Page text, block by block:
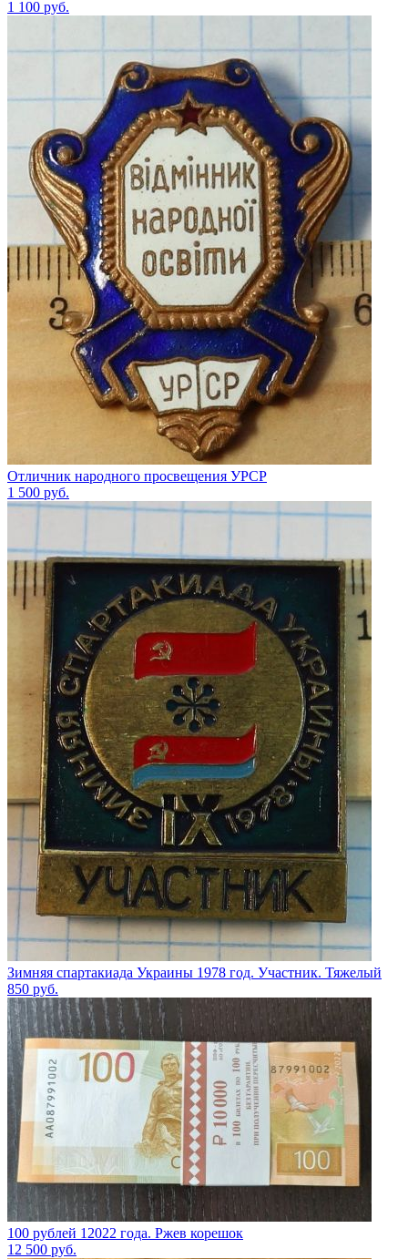
1 100 руб.
Отличник народного просвещения УРСР
1 500 руб.
Зимняя спартакиада Украины 1978 год. Участник. Тяжелый
850 руб.
100 рублей 12022 года. Ржев корешок
12 500 руб.